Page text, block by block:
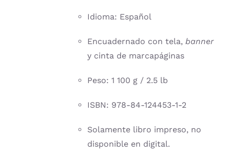
Idioma: Español
Encuadernado con tela,banner
y cinta de marcapáginas
Peso: 1 100 g / 2.5 lb
ISBN: 978-84-124453-1-2
Solamente libro impreso, no
disponible en digital.